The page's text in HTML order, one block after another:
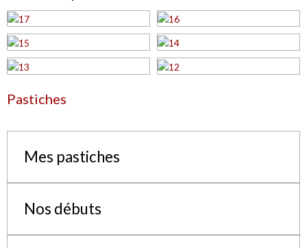
Pastiches
Mes pastiches
Nos débuts